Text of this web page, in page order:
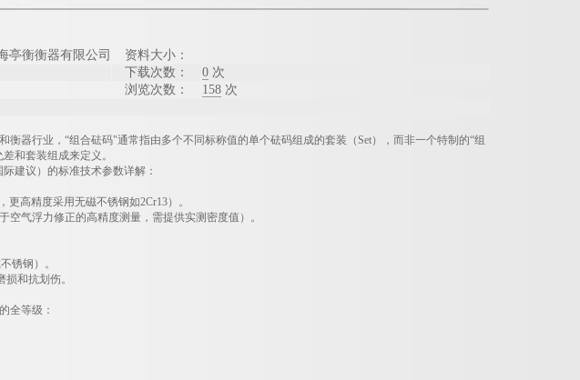
亭衡衡器有限公司
资料大小：
下载次数： 0 次
浏览次数： 158 次
器行业，“组合砝码"通常指由多个不同标称值的单个砝码组成的套装（Set），而非一个特制的“组
和套装组成来定义。
际建议）的标准技术参数详解：
更高精度采用无磁不锈钢如2Cr13）。
空气浮力修正的高精度测量，需提供实测密度值）。
锈钢）。
损和抗划伤。
全等级：